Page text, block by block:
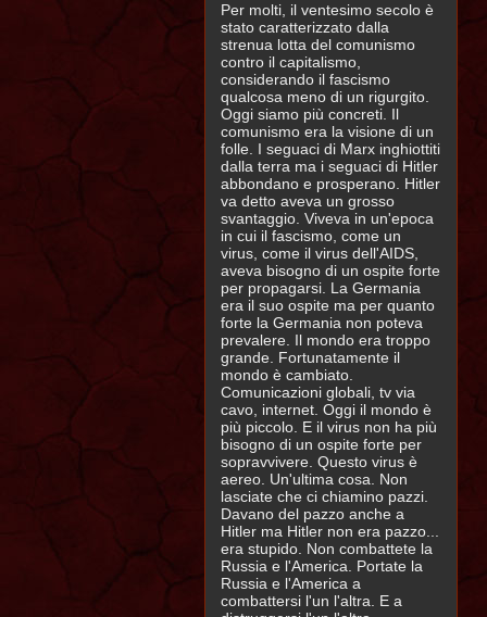
Per molti, il ventesimo secolo è
stato caratterizzato dalla
strenua lotta del comunismo
contro il capitalismo,
considerando il fascismo
qualcosa meno di un rigurgito.
Oggi siamo più concreti. Il
comunismo era la visione di un
folle. I seguaci di Marx inghiottiti
dalla terra ma i seguaci di Hitler
abbondano e prosperano. Hitler
va detto aveva un grosso
svantaggio. Viveva in un'epoca
in cui il fascismo, come un
virus, come il virus dell'AIDS,
aveva bisogno di un ospite forte
per propagarsi. La Germania
era il suo ospite ma per quanto
forte la Germania non poteva
prevalere. Il mondo era troppo
grande. Fortunatamente il
mondo è cambiato.
Comunicazioni globali, tv via
cavo, internet. Oggi il mondo è
più piccolo. E il virus non ha più
bisogno di un ospite forte per
sopravvivere. Questo virus è
aereo. Un'ultima cosa. Non
lasciate che ci chiamino pazzi.
Davano del pazzo anche a
Hitler ma Hitler non era pazzo...
era stupido. Non combattete la
Russia e l'America. Portate la
Russia e l'America a
combattersi l'un l'altra. E a